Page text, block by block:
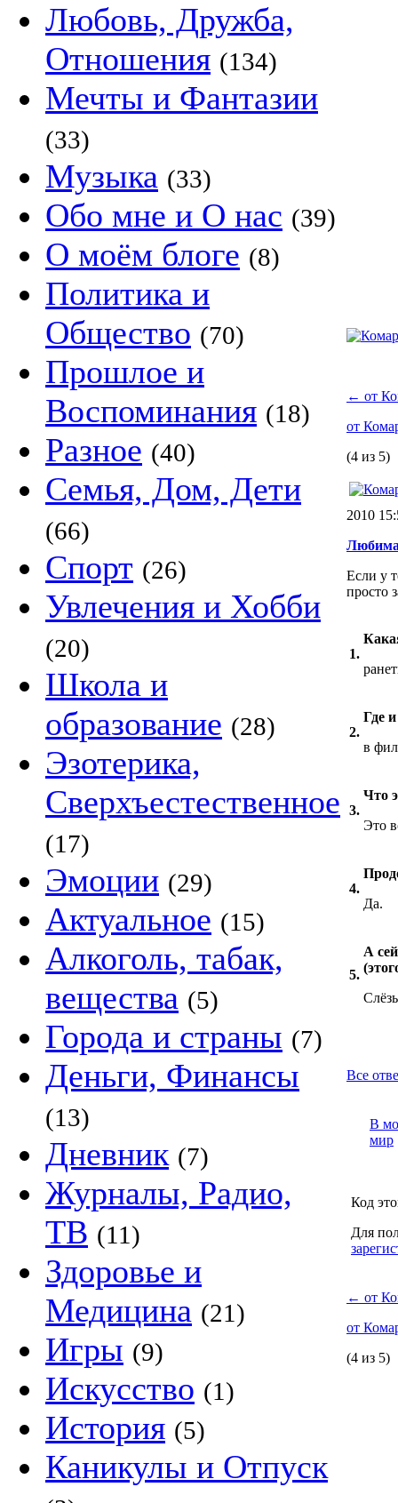
Любовь, Дружба,
Отношения (134)
Мечты и Фантазии
(33)
Музыка (33)
Обо мне и О нас (39)
О моём блоге (8)
Политика и
Общество (70)
Прошлое и
Воспоминания (18)
Разное (40)
Семья, Дом, Дети
(66)
Спорт (26)
Увлечения и Хобби
(20)
Школа и
образование (28)
Эзотерика,
Сверхъестественное
(17)
Эмоции (29)
Актуальное (15)
Алкоголь, табак,
вещества (5)
Города и страны (7)
Деньги, Финансы
(13)
Дневник (7)
Журналы, Радио,
ТВ (11)
Здоровье и
Медицина (21)
Игры (9)
Искусство (1)
История (5)
Каникулы и Отпуск
← от
от
(4 из 5)
2010
Если у
просто
1.
2.
Где
в
3.
Что
Это
4.
Да.
5.
А
Все
В
мир
Код
Для
← от
от
(4 из 5)